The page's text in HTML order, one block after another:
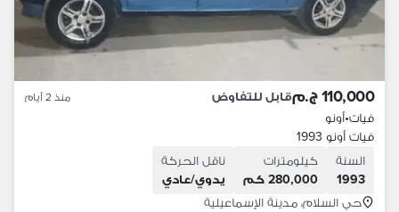
110,000 ج.م قابل للتفاوض منذ 2 أيام
فيات•أونو
فيات أونو 1993
السنة
1993
كيلومترات
280,000 كم
ناقل الحركة
يدوي/عادي
حي السلام، مدينة الإسماعيلية